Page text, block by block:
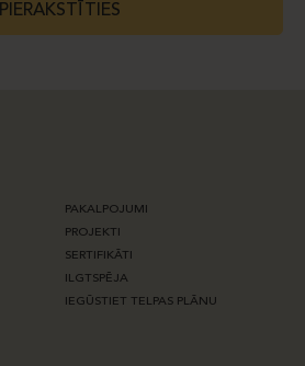
PIERAKSTĪTIES
PAKALPOJUMI
PROJEKTI
SERTIFIKĀTI
ILGTSPĒJA
IEGŪSTIET TELPAS PLĀNU